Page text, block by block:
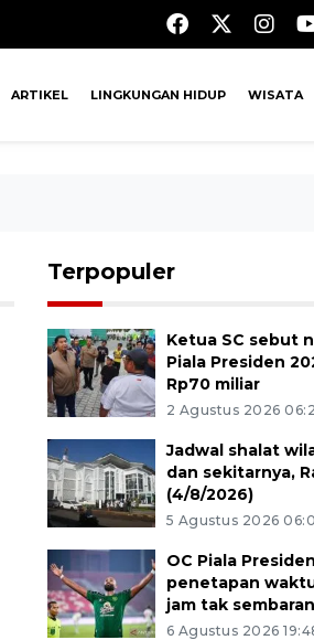
ARTIKEL LINGKUNGAN HIDUP WISATA
Terpopuler
Ketua SC sebut
Piala Presiden
Rp70 miliar
2 Agustus 2026
Jadwal shalat
dan sekitarnya,
(4/8/2026)
5 Agustus 2026
OC Piala
penetapan
jam tak
6 Agustus 2026